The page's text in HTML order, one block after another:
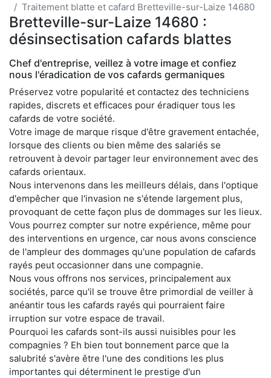
Traitement blatte et cafard Bretteville-sur-Laize 14680
Bretteville-sur-Laize 14680 :
désinsectisation cafards blattes
Chef d'entreprise, veillez à votre image et confiez
nous l'éradication de vos cafards germaniques
Préservez votre popularité et contactez des techniciens
rapides, discrets et efficaces pour éradiquer tous les
cafards de votre société.
Votre image de marque risque d'être gravement entachée,
lorsque des clients ou bien même des salariés se
retrouvent à devoir partager leur environnement avec des
cafards orientaux.
Nous intervenons dans les meilleurs délais, dans l'optique
d'empêcher que l'invasion ne s'étende largement plus,
provoquant de cette façon plus de dommages sur les lieux.
Vous pourrez compter sur notre expérience, même pour
des interventions en urgence, car nous avons conscience
de l'ampleur des dommages qu'une population de cafards
rayés peut occasionner dans une compagnie.
Nous vous offrons nos services, principalement aux
sociétés, parce qu'il se trouve être primordial de veiller à
anéantir tous les cafards rayés qui pourraient faire
irruption sur votre espace de travail.
Pourquoi les cafards sont-ils aussi nuisibles pour les
compagnies ? Eh bien tout bonnement parce que la
salubrité s'avère être l'une des conditions les plus
importantes qui déterminent le prestige d'un